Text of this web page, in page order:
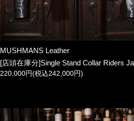
MUSHMANS Leather
[店頭在庫分]Single Stand Collar Riders
220,000円(税込242,000円)